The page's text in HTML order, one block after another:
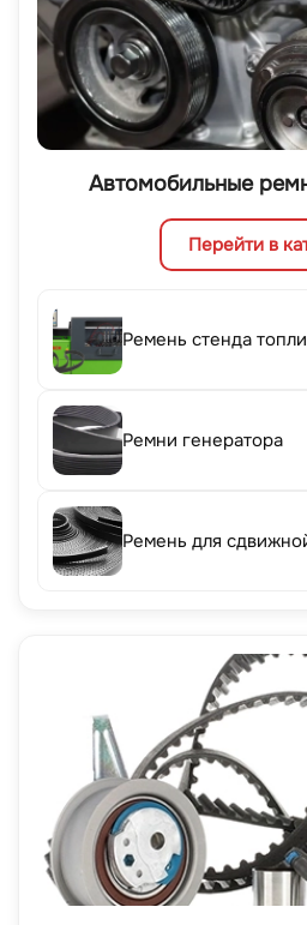
Автомобильные
Перейти в
Ремень стенда
Ремни генератора
Ремень для